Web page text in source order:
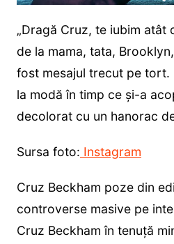
„Dragă Cruz, te iubim atât
de la mama, tata,
fost mesajul trecut pe
la modă în timp ce și-a
decolorat cu un hanorac
Sursa foto: Instagram
Cruz Beckham poze din
controverse masive pe
Cruz Beckham în tenuță